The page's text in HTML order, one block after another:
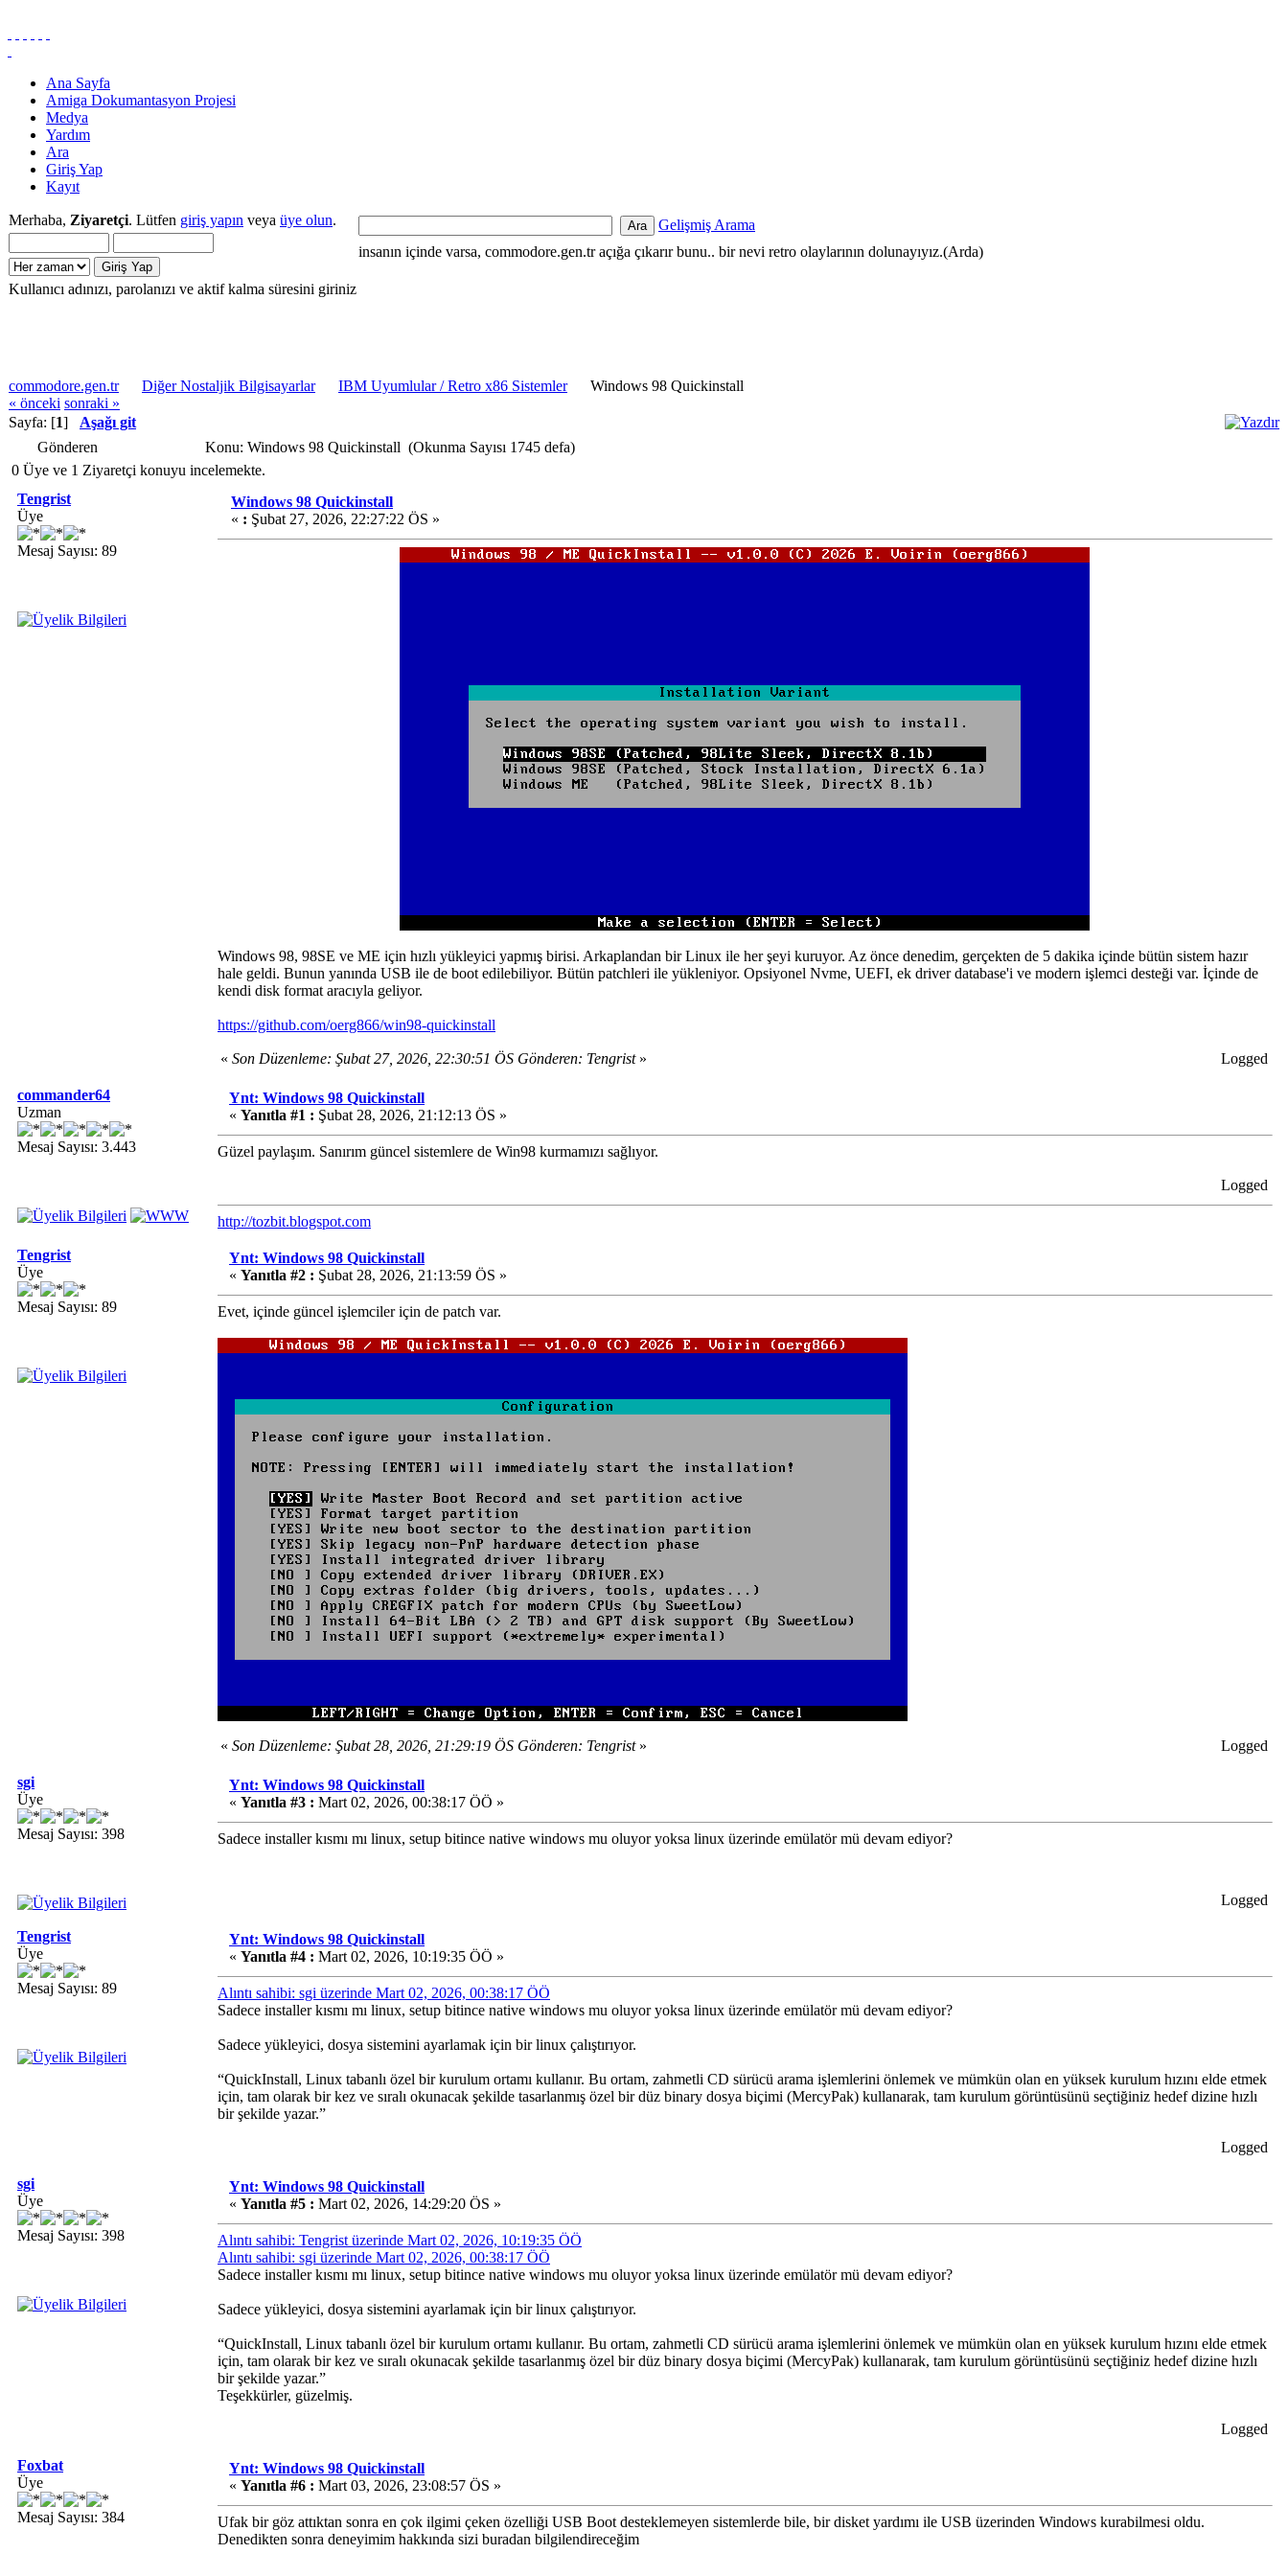
Ana Sayfa
Amiga Dokumantasyon Projesi
Medya
Yardım
Ara
Giriş Yap
Kayıt
Merhaba, Ziyaretçi. Lütfen giriş yapın veya üye olun.
Kullanıcı adınızı, parolanızı ve aktif kalma süresini giriniz
Gelişmiş Arama
insanın içinde varsa, commodore.gen.tr açığa çıkarır bunu.. bir nevi retro olaylarının dolunayıyız.(Arda)
commodore.gen.tr Diğer Nostaljik Bilgisayarlar IBM Uyumlular / Retro x86 Sistemler
Windows 98 Quickinstall
« önceki sonraki »
Sayfa: [1] Aşağı git
Gönderen
Konu: Windows 98 Quickinstall (Okunma Sayısı 1745 defa)
0 Üye ve 1 Ziyaretçi konuyu incelemekte.
Tengrist
Üye
Mesaj Sayısı: 89
Windows 98 Quickinstall
« : Şubat 27, 2026, 22:27:22 ÖS »
Windows 98, 98SE ve ME için hızlı yükleyici yapmış birisi. Arkaplandan bir Linux ile her şeyi kuruyor. Az önce denedim, gerçekten de 5 dakika içinde bütün sistem hazır
hale geldi. Bunun yanında USB ile de boot edilebiliyor. Bütün patchleri ile yükleniyor. Opsiyonel Nvme, UEFI, ek driver database'i ve modern işlemci desteği var. İçinde de
kendi disk format aracıyla geliyor.
https://github.com/oerg866/win98-quickinstall
« Son Düzenleme: Şubat 27, 2026, 22:30:51 ÖS Gönderen: Tengrist» Logged
commander64
Uzman
Mesaj Sayısı: 3.443
Ynt: Windows 98 Quickinstall
« Yanıtla #1 : Şubat 28, 2026, 21:12:13 ÖS »
Güzel paylaşım. Sanırım güncel sistemlere de Win98 kurmamızı sağlıyor.
Logged
http://tozbit.blogspot.com
Tengrist
Üye
Mesaj Sayısı: 89
Ynt: Windows 98 Quickinstall
« Yanıtla #2 : Şubat 28, 2026, 21:13:59 ÖS »
Evet, içinde güncel işlemciler için de patch var.
« Son Düzenleme: Şubat 28, 2026, 21:29:19 ÖS Gönderen: Tengrist» Logged
sgi
Üye
Mesaj Sayısı: 398
Ynt: Windows 98 Quickinstall
« Yanıtla #3 : Mart 02, 2026, 00:38:17 ÖÖ »
Sadece installer kısmı mı linux, setup bitince native windows mu oluyor yoksa linux üzerinde emülatör mü devam ediyor?
Logged
Tengrist
Üye
Mesaj Sayısı: 89
Ynt: Windows 98 Quickinstall
« Yanıtla #4 : Mart 02, 2026, 10:19:35 ÖÖ »
Alıntı sahibi: sgi üzerinde Mart 02, 2026, 00:38:17 ÖÖ
Sadece installer kısmı mı linux, setup bitince native windows mu oluyor yoksa linux üzerinde emülatör mü devam ediyor?
Sadece yükleyici, dosya sistemini ayarlamak için bir linux çalıştırıyor.
“QuickInstall, Linux tabanlı özel bir kurulum ortamı kullanır. Bu ortam, zahmetli CD sürücü arama işlemlerini önlemek ve mümkün olan en yüksek kurulum hızını elde etmek
için, tam olarak bir kez ve sıralı okunacak şekilde tasarlanmış özel bir düz binary dosya biçimi (MercyPak) kullanarak, tam kurulum görüntüsünü seçtiğiniz hedef dizine hızlı
bir şekilde yazar.”
Logged
sgi
Üye
Mesaj Sayısı: 398
Ynt: Windows 98 Quickinstall
« Yanıtla #5 : Mart 02, 2026, 14:29:20 ÖS »
Alıntı sahibi: Tengrist üzerinde Mart 02, 2026, 10:19:35 ÖÖ
Alıntı sahibi: sgi üzerinde Mart 02, 2026, 00:38:17 ÖÖ
Sadece installer kısmı mı linux, setup bitince native windows mu oluyor yoksa linux üzerinde emülatör mü devam ediyor?
Sadece yükleyici, dosya sistemini ayarlamak için bir linux çalıştırıyor.
“QuickInstall, Linux tabanlı özel bir kurulum ortamı kullanır. Bu ortam, zahmetli CD sürücü arama işlemlerini önlemek ve mümkün olan en yüksek kurulum hızını elde etmek
için, tam olarak bir kez ve sıralı okunacak şekilde tasarlanmış özel bir düz binary dosya biçimi (MercyPak) kullanarak, tam kurulum görüntüsünü seçtiğiniz hedef dizine hızlı
bir şekilde yazar.”
Teşekkürler, güzelmiş.
Logged
Foxbat
Üye
Mesaj Sayısı: 384
Ynt: Windows 98 Quickinstall
« Yanıtla #6 : Mart 03, 2026, 23:08:57 ÖS »
Ufak bir göz attıktan sonra en çok ilgimi çeken özelliği USB Boot desteklemeyen sistemlerde bile, bir disket yardımı ile USB üzerinden Windows kurabilmesi oldu.
Denedikten sonra deneyimim hakkında sizi buradan bilgilendireceğim